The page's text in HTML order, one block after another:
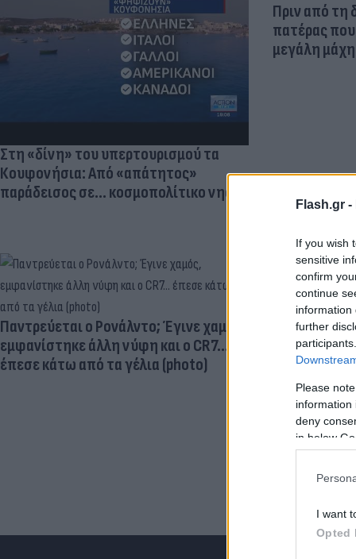
Flash.gr -
If you wish
sensitive
confirm
continue
information
further
Please
information
deny
in below
I want
Opted
Στη «δίνη» του υπερτουρισμού τα
Κουφονήσια: Από «απάτητος»
παράδεισος σε... κοσμοπολίτικο νησί
Πριν από τη
πατέρας
μεγάλη μάχη
Παντρεύεται ο Ρονάλντο; Έγινε χαμός,
εμφανίστηκε άλλη νύφη και ο CR7…
έπεσε κάτω από τα γέλια (photo)
Ηλεκτρικά